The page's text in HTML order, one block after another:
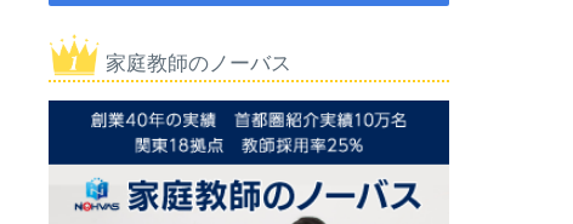
家庭教師のノーバス